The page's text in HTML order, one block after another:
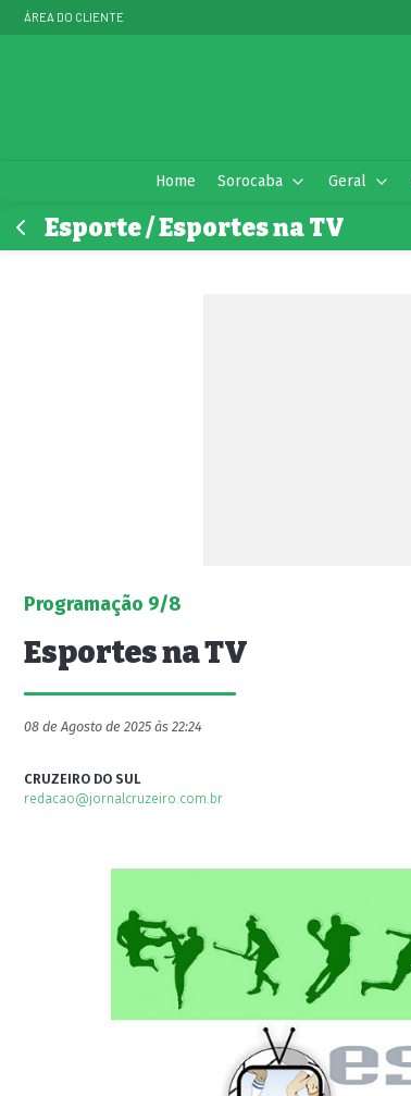
ÁREA DO CLIENTE
Home Sorocaba Geral
Esporte / Esportes na TV
Programação 9/8
Esportes na TV
08 de Agosto de 2025 às 22:24
CRUZEIRO DO SUL
redacao@jornalcruzeiro.com.br